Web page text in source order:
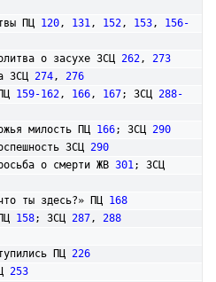
ПЦ
120, 131, 152, 153, 156-
молитва о засухе 3СЦ
262, 273
3СЦ
274, 276
159-162, 166, 167; 3СЦ 288-
Божья милость ПЦ
166; 3СЦ 290
поспешность 3СЦ
290
просьба о смерти ЖВ
301
«что ты здесь?» ПЦ
168
158; 3СЦ 287, 288
ПЦ
226
253